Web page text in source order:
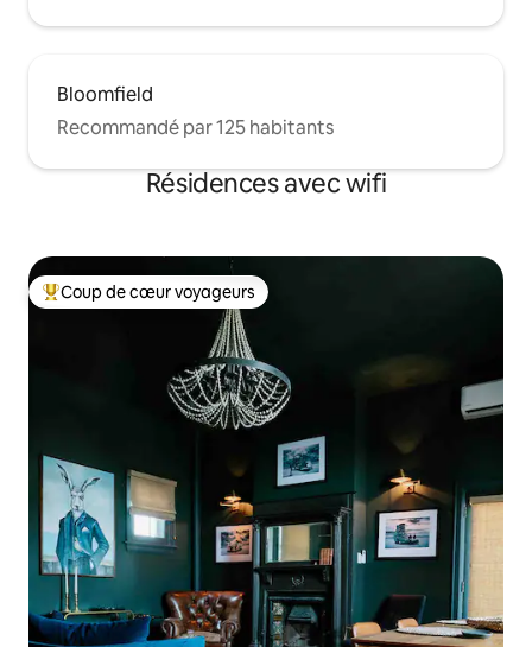
Bloomfield
Recommandé par 125 habitants
Résidences avec wifi
Coups de cœur voyageurs les plus appréciés
Coup de cœur voyageurs